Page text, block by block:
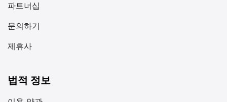
파트너십
문의하기
제휴사
법적 정보